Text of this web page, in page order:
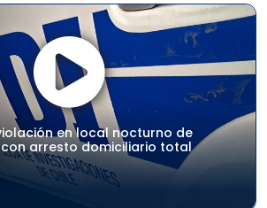
en local nocturno de
arresto domiciliario total